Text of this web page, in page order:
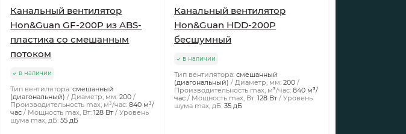
Канальный вентилятор
Hon&Guan GF-200P из ABS-
пластика со смешанным
потоком
в наличии
Тип вентилятора: смешанный
(диагональный)
Диаметр, мм: 200
Производительность max, м³/час: 840 м³/
час
Мощность max, Вт: 128 Вт
Уровень
шума max, дБ: 55 дБ
Канальный вентилятор
Hon&Guan HDD-200P
бесшумный
в наличии
Тип вентилятора: смешанный
(диагональный)
Диаметр, мм: 200
Производительность max, м³/час: 840 м³/
час
Мощность max, Вт: 128 Вт
Уровень
шума max, дБ: 35 дБ